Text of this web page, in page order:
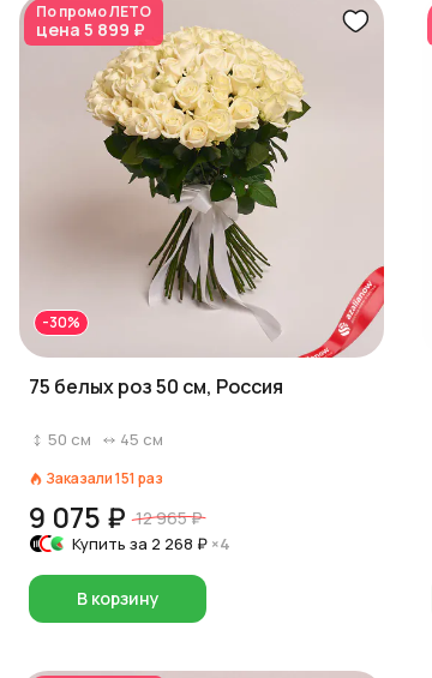
По промоЛЕТО
цена 5 899 ₽
-30%
75 белых роз 50 см, Россия
50 см 45 см
Заказали151 раз
9 075 ₽ 12 965 ₽
Купить за 2 268 ₽ ×4
В корзину